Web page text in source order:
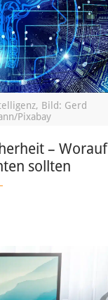
Bild: Gerd
Pixabay
– Worauf
sollten